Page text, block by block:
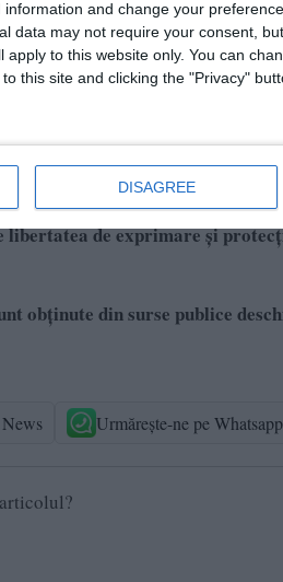
and change your
data may not require your consent,
apply to this website only. You can
this site and clicking the "Privacy"
DISAGREE
jurnalistică este exonerată de
libertatea de exprimare şi
obținute din surse publice
Urmărește-ne pe Whatsapp